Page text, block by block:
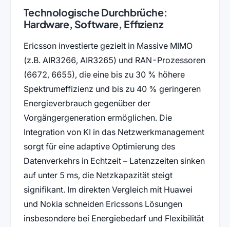
Technologische Durchbrüche:
Hardware, Software, Effizienz
Ericsson investierte gezielt in Massive MIMO
(z.B. AIR3266, AIR3265) und RAN-Prozessoren
(6672, 6655), die eine bis zu 30 % höhere
Spektrumeffizienz und bis zu 40 % geringeren
Energieverbrauch gegenüber der
Vorgängergeneration ermöglichen. Die
Integration von KI in das Netzwerkmanagement
sorgt für eine adaptive Optimierung des
Datenverkehrs in Echtzeit – Latenzzeiten sinken
auf unter 5 ms, die Netzkapazität steigt
signifikant. Im direkten Vergleich mit Huawei
und Nokia schneiden Ericssons Lösungen
insbesondere bei Energiebedarf und Flexibilität